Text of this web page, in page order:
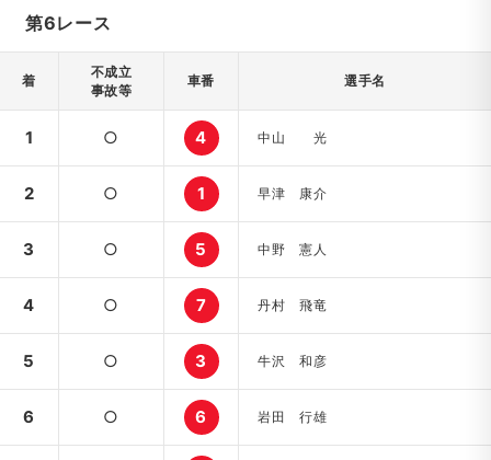
第6レース
着
不成立
事故等
車番 選手名
1 ○ 4 中山 光
2 ○ 1 早津 康介
3 ○ 5 中野 憲人
4 ○ 7 丹村 飛竜
5 ○ 3 牛沢 和彦
6 ○ 6 岩田 行雄